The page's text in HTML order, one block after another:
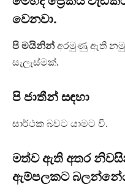
වෙනවා.
පි මයිනින්අරමුණු ඇති
සැලැස්මක්.
පි ජාතීන් සඳහා
සාර්ථක බවට යාමට වී.
මත්ව ඇති අතර
ඇම්පලකට